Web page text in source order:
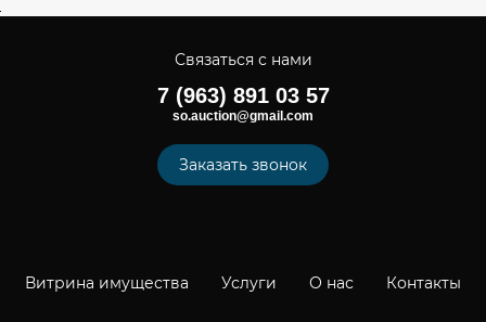
Витрина имущества Услуги О нас Контакты
Связаться с нами
7 (963) 891 03 57
so.auction@gmail.com
Заказать звонок